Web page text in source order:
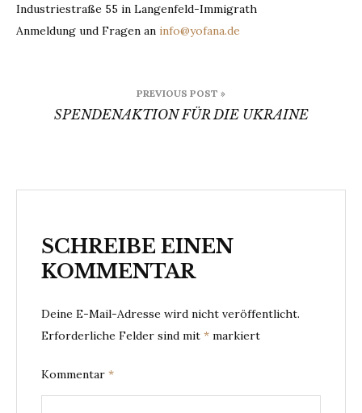
Industriestraße 55 in Langenfeld-Immigrath
Anmeldung und Fragen an info@yofana.de
PREVIOUS POST »
SPENDENAKTION FÜR DIE UKRAINE
SCHREIBE EINEN
KOMMENTAR
Deine E-Mail-Adresse wird nicht veröffentlicht.
Erforderliche Felder sind mit * markiert
Kommentar *